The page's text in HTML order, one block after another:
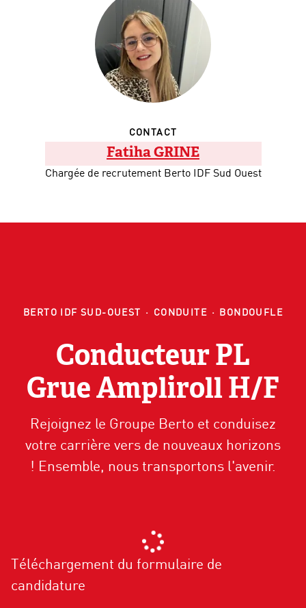
CONTACT
Fatiha GRINE
Chargée de recrutement Berto IDF Sud Ouest
BERTO IDF SUD-OUEST · CONDUITE · BONDOUFLE
Conducteur PL
Grue Ampliroll H/F
Rejoignez le Groupe Berto et conduisez
votre carrière vers de nouveaux horizons
! Ensemble, nous transportons l'avenir.
Téléchargement du formulaire de
candidature